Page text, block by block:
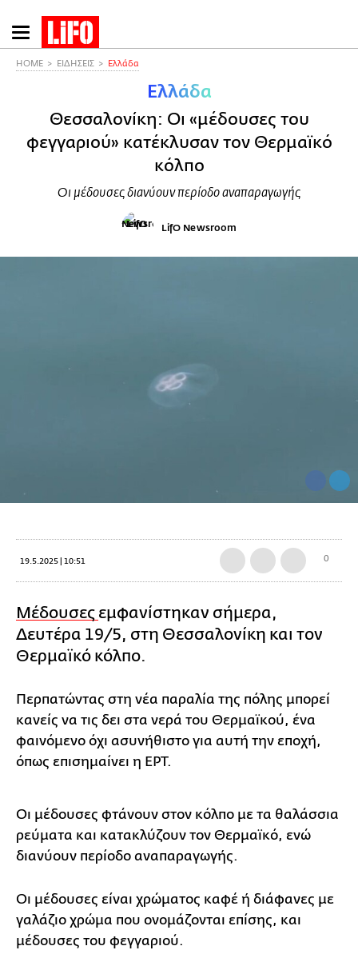
Παράκαμψη
προς
HOME ΕΙΔΗΣΕΙΣ Ελλάδα
Ελλάδα
Θεσσαλονίκη: Οι «μέδουσες του
φεγγαριού» κατέκλυσαν τον Θερμαϊκό
κόλπο
Οι μέδουσες διανύουν περίοδο αναπαραγωγής
LifO Newsroom
19.5.2025 | 10:51 0
Μέδουσες εμφανίστηκαν σήμερα,
Δευτέρα 19/5, στη Θεσσαλονίκη και τον
Θερμαϊκό κόλπο.
Περπατώντας στη νέα παραλία της πόλης μπορεί
κανείς να τις δει στα νερά του Θερμαϊκού, ένα
φαινόμενο όχι ασυνήθιστο για αυτή την εποχή,
όπως επισημαίνει η ΕΡΤ.
Οι μέδουσες φτάνουν στον κόλπο με τα θαλάσσια
ρεύματα και κατακλύζουν τον Θερμαϊκό, ενώ
διανύουν περίοδο αναπαραγωγής.
Οι μέδουσες είναι χρώματος καφέ ή διάφανες με
γαλάζιο χρώμα που ονομάζονται επίσης, και
μέδουσες του φεγγαριού.